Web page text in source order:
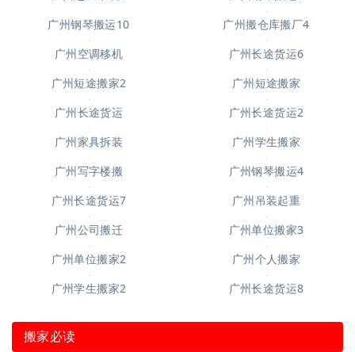
广州个人搬家2
广州起重吊装3
广州起重吊装6
广州起重吊装5 广州吊装起重7
广州起重吊装4
广州钢琴搬运6
广州钢琴搬运10